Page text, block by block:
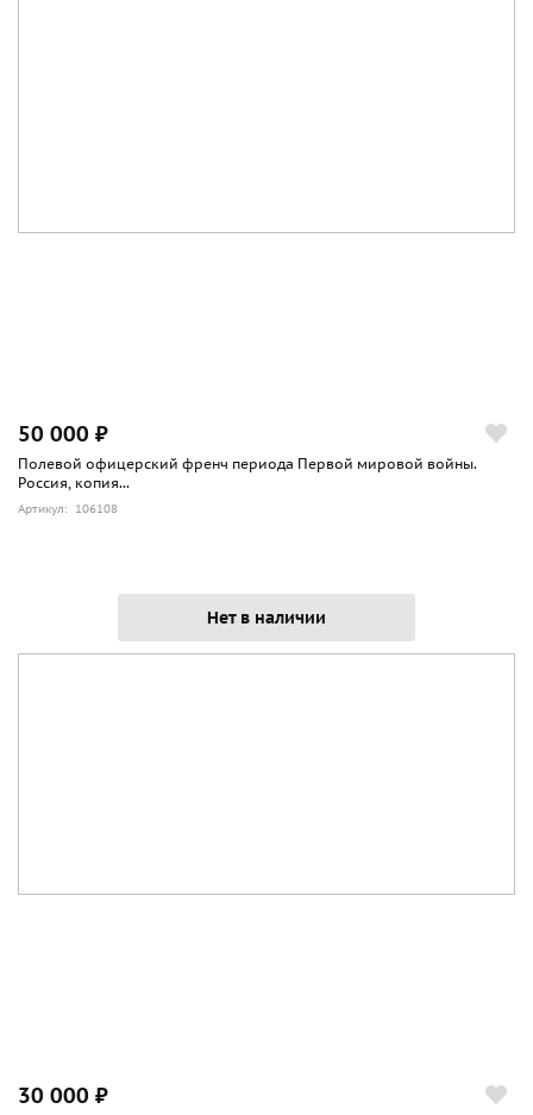
50 000 ₽
Полевой офицерский френч периода Первой мировой войны.
Россия, копия...
Артикул: 106108
Нет в наличии
30 000 ₽